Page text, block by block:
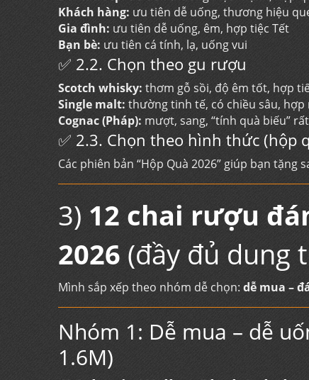
Khách hàng: ưu tiên dễ uống, thương hiệu
Gia đình: ưu tiên dễ uống, êm, hợp tiệc Tết
Bạn bè: ưu tiên cá tính, lạ, uống vui
✅ 2.2. Chọn theo gu rượu
Scotch whisky: thơm gỗ sồi, độ êm tốt, hợp
Single malt: thường tinh tế, có chiều sâu, hợp
Cognac (Pháp): mượt, sang, “tính quà biếu”
✅ 2.3. Chọn theo hình thức (hộp
Các phiên bản “Hộp Quà 2026” giúp bạn tặng
3) 12 chai rượu
2026 (đầy đủ dung
Mình sắp xếp theo nhóm dễ chọn: dễ mua –
Nhóm 1: Dễ mua – dễ
1.6M)